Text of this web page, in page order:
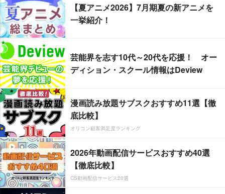
【夏アニメ2026】7月期夏の新アニメを
一挙紹介！
芸能界を志す10代～20代を応援！ オー
ディション・スクール情報はDeview
漫画読み放題サブスクおすすめ11選【徹
底比較】
オリコン顧客満足度ランキング
2026年動画配信サービスおすすめ40選
【徹底比較】
CS動画配信サービス20選